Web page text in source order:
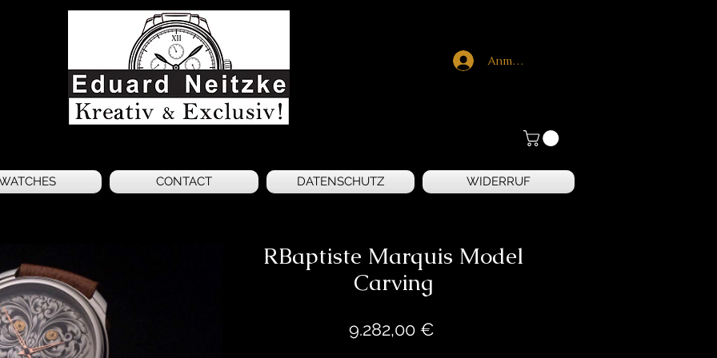
Anmelden
CONTACT DATENSCHUTZ WIDERRUF
RBaptiste Marquis Model
Carving
9.282,00 €Preis